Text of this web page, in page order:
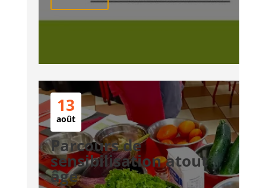
13
août
Parcours de
sensibilisation atout
âge